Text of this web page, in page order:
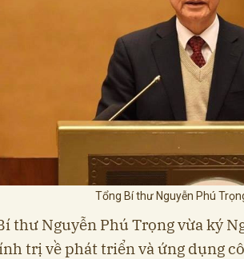
Tổng Bí thư Nguyễn Phú
thư Nguyễn Phú Trọng vừa ký
trị về phát triển và ứng dụng